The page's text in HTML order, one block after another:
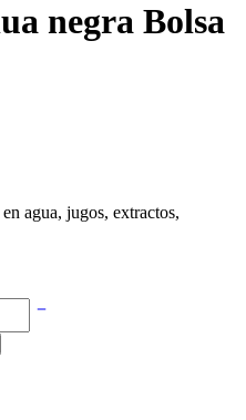
negra Bolsa
agua, jugos, extractos,